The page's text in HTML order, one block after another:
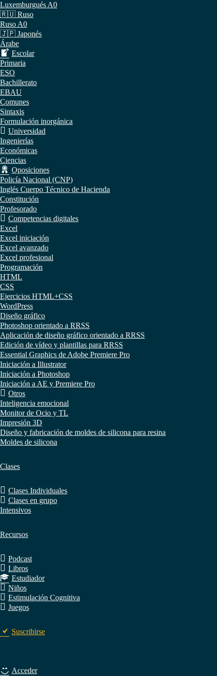
Luxemburgués A0
🇷🇺 Ruso
Ruso A0
🇯🇵 Japonés
Árabe
Escolar
Primaria
ESO
Bachillerato
EBAU
Comunes
Sintaxis
Formulación inorgánica
Universidad
Ingenierías
Económicas
Ciencias
Oposiciones
Policía Nacional (CNP)
Inglés Cuerpo Técnico de Hacienda
Constitución
Profesorado
Competencias digitales
Excel
Excel iniciación
Excel avanzado
Excel profesional
Programación
HTML
CSS
Ejercicios HTML+CSS
WordPress
Diseño gráfico
Photoshop orientado a RRSS
Aplicación de diseño gráfico orientado a RRSS
Edición de vídeo y plantillas para RRSS
Essential Graphics de Adobe Premiere Pro
Iniciación a Illustrator
Iniciación a Photoshop
Iniciación a AE y Premiere Pro
Otros
Inteligencia emocional
Monitor de Ocio y TL
Impresión 3D
Diseño y fabricación de moldes de silicona para resina
Moldes de silicona
Clases
Clases Individuales
Clases en grupo
Intensivos
Recursos
Podcast
Libros
Estudiador
Niños
Estimulación Cognitiva
Juegos
Suscribirse
Acceder